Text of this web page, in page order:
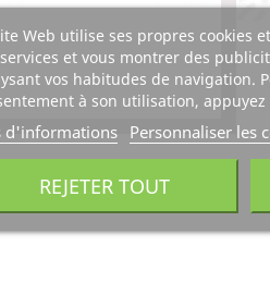
Web utilise ses propres cookies
et vous montrer des
vos habitudes de navigation.
à son utilisation,
d'informations Personnaliser les
REJETER TOUT